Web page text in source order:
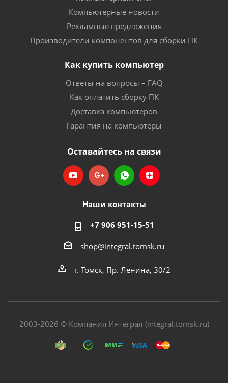
Компьютерные новости
Рекламные предложения
Производители компонентов для сборки ПК
Как купить компьютер
Ответы на вопросы – FAQ
Как оплатить сборку ПК
Доставка компьютеров
Гарантия на компьютеры
Оставайтесь на связи
Наши контакты
+7 906 951-15-51
shop@integral.tomsk.ru
г. Томск, Пр. Ленина, 30/2
2003-2026 © Компания Интеграл (integral.tomsk.ru)